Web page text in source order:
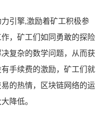
引擎,激励着矿工积极参
，矿工们如同勇敢的探险
复杂的数学问题，从而获
手续费的激励，矿工们就
的热情，区块链网络的运
降低。